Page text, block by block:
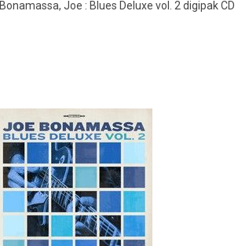
Bonamassa, Joe : Blues Deluxe vol. 2 digipak CD